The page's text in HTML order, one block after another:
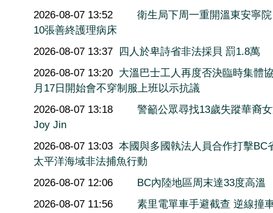
2026-08-07 13:52
衛生局下周一重開溫東安寧
10張善終護理病床
2026-08-07 13:37 四人於卑詩省非法採貝 罰1.8萬
2026-08-07 13:20 大溫巴士工人再度否決臨時集體
月17日開始會不穿制服上班以示抗議
2026-08-07 13:18
警籲公眾尋找13歲失蹤華裔
Joy Jin
2026-08-07 13:03 本國與多國執法人員合作打擊BC
太平洋海域非法捕魚行動
2026-08-07 12:06
BC內陸地區周末達33度高溫
2026-08-07 11:56
素里電單車手避截查 逆線撞